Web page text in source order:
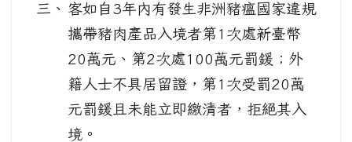
三、 客如自3年內有發生非洲豬瘟國家違規
攜帶豬肉產品入境者第1次處新臺幣
20萬元、第2次處100萬元罰鍰；外
籍人士不具居留證，第1次受罰20萬
元罰鍰且未能立即繳清者，拒絕其入
境。